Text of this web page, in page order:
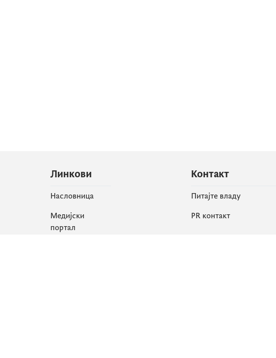
Линкови
Насловница
Медијски
портал
Контакт
Питајте владу
PR контакт